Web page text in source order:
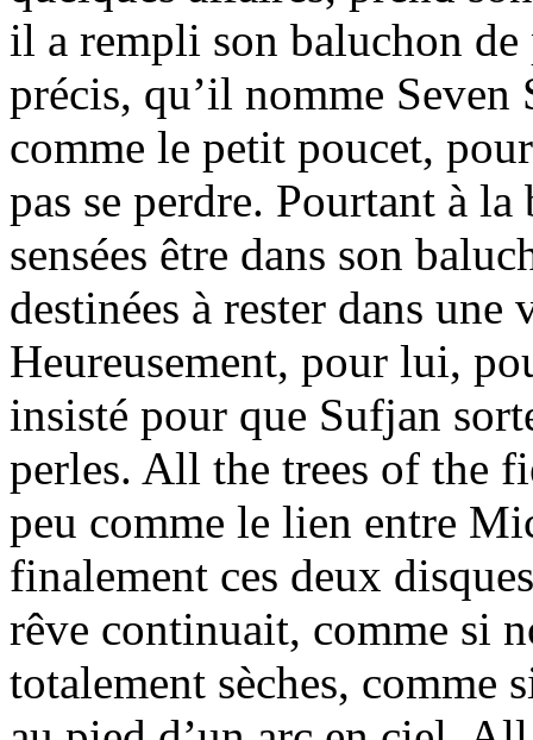
il a rempli son baluchon de
précis, qu’il nomme Seven
comme le petit poucet,
pas se perdre. Pourtant à la
sensées être dans son
destinées à rester dans
Heureusement, pour lui,
insisté pour que Sufjan
perles. All the trees of the
peu comme le lien entre
finalement ces deux
rêve continuait, comme si
totalement sèches, comme